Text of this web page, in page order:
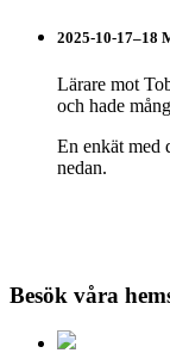
2025-10-17–18
Lärare mot
och hade
En enkät med
nedan.
Besök våra